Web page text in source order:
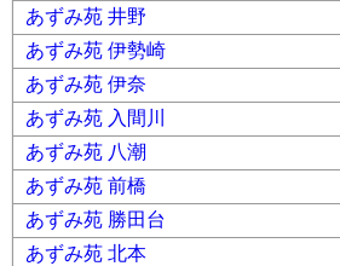
あずみ苑 井野
あずみ苑 伊勢崎
あずみ苑 伊奈
あずみ苑 入間川
あずみ苑 八潮
あずみ苑 前橋
あずみ苑 勝田台
あずみ苑 北本